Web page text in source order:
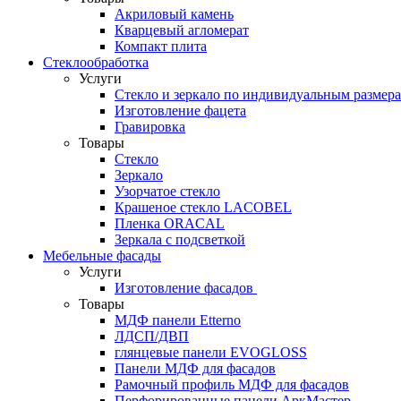
Акриловый камень
Кварцевый агломерат
Компакт плита
Стеклообработка
Услуги
Стекло и зеркало по индивидуальным
Изготовление фацета
Гравировка
Товары
Стекло
Зеркало
Узорчатое стекло
Крашеное стекло LACOBEL
Пленка ORACAL
Зеркала с подсветкой
Мебельные фасады
Услуги
Изготовление фасадов
Товары
МДФ панели Etterno
ЛДСП/ДВП
глянцевые панели EVOGLOSS
Панели МДФ для фасадов
Рамочный профиль МДФ для фасадов